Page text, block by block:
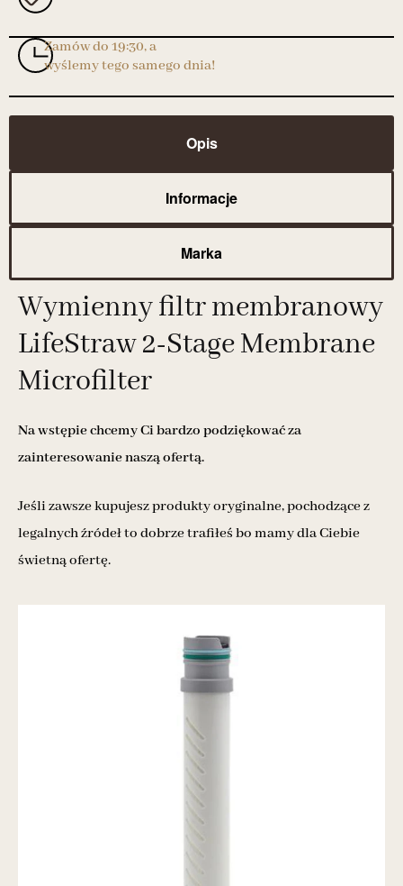
Zamów do 19:30, a
wyślemy tego samego dnia!
Opis
Informacje
Marka
Wymienny filtr membranowy
LifeStraw 2-Stage Membrane
Microfilter
Na wstępie chcemy Ci bardzo podziękować za
zainteresowanie naszą ofertą.
Jeśli zawsze kupujesz produkty oryginalne, pochodzące z
legalnych źródeł to dobrze trafiłeś bo mamy dla Ciebie
świetną ofertę.